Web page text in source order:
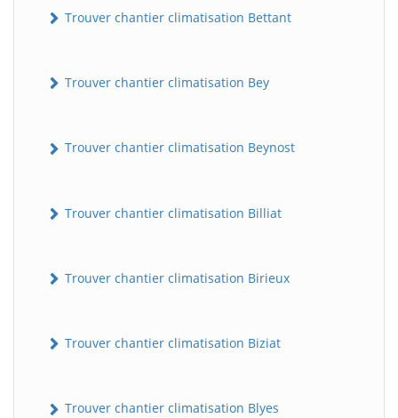
Trouver chantier climatisation Bettant
Trouver chantier climatisation Bey
Trouver chantier climatisation Beynost
Trouver chantier climatisation Billiat
Trouver chantier climatisation Birieux
Trouver chantier climatisation Biziat
Trouver chantier climatisation Blyes